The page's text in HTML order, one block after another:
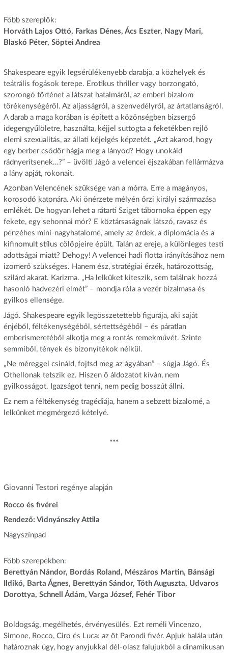
Főbb szereplők:
Horváth Lajos Ottó, Farkas Dénes, Ács Eszter, Nagy Mari,
Blaskó Péter, Söptei Andrea
Shakespeare egyik legsérülékenyebb darabja, a közhelyek és
teátrális fogások terepe. Erotikus thriller vagy borzongató,
szorongó történet a látszat hatalmáról, az emberi bizalom
törékenységéről. Az aljasságról, a szenvedélyről, az ártatlanságról.
A darab a maga korában is épített a közönségben bizsergő
idegengyűlöletre, használta, kéjjel suttogta a feketékben rejlő
elemi szexualitás, az állati kéjelgés képzetét. „Azt akarod, hogy
egy berber csődör hágja meg a lányod? Hogy unokáid
rádnyerítsenek…?” – üvölti Jágó a velencei éjszakában fellármázva
a lány apját, rokonait.
Azonban Velencének szüksége van a mórra. Erre a magányos,
korosodó katonára. Aki önérzete mélyén őrzi királyi származása
emlékét. De hogyan lehet a rátarti Sziget tábornoka éppen egy
fekete, egy sehonnai mór? E köztársaságnak látszó, ravasz és
pénzéhes mini-nagyhatalomé, amely az érdek, a diplomácia és a
kifinomult stílus cölöpjeire épült. Talán az ereje, a különleges testi
adottságai miatt? Dehogy! A velencei hadi flotta irányításához nem
izomerő szükséges. Hanem ész, stratégiai érzék, határozottság,
szilárd akarat. Karizma. „Ha lelküket kiteszik, sem találnak hozzá
hasonló hadvezéri elmét” – mondja róla a vezér bizalmasa és
gyilkos ellensége.
Jágó. Shakespeare egyik legösszetettebb figurája, aki saját
énjéből, féltékenységéből, sértettségéből – és páratlan
emberismeretéből alkotja meg a rontás remekművét. Szinte
semmiből, tények és bizonyítékok nélkül.
„Ne méreggel csináld, fojtsd meg az ágyában” – súgja Jágó. És
Othellonak tetszik ez. Hiszen ő áldozatot kíván, nem
gyilkosságot. Igazságot tenni, nem pedig bosszút állni.
Ez nem a féltékenység tragédiája, hanem a sebzett bizalomé, a
lelkünket megmérgező kételyé.
***
Giovanni Testori regénye alapján
Rocco és fivérei
Rendező: Vidnyánszky Attila
Nagyszínpad
Főbb szerepekben:
Berettyán Nándor, Bordás Roland, Mészáros Martin, Bánsági
Ildikó, Barta Ágnes, Berettyán Sándor, Tóth Auguszta, Udvaros
Dorottya, Schnell Ádám, Varga József, Fehér Tibor
Boldogság, megélhetés, érvényesülés. Ezt reméli Vincenzo,
Simone, Rocco, Ciro és Luca: az öt Parondi fivér. Apjuk halála után
határoznak úgy, hogy anyjukkal dél-olasz falujukból a dinamikusan